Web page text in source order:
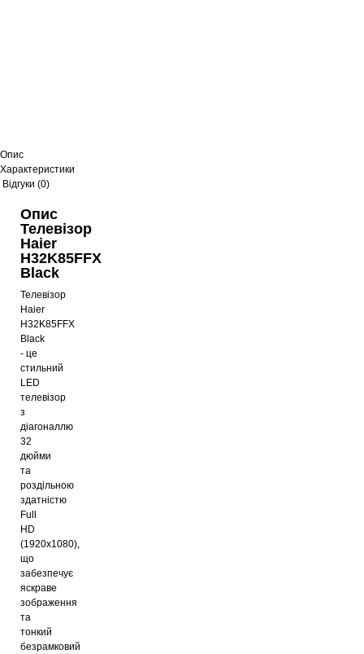
Опис
Характеристики
Відгуки (0)
Опис
Телевізор
Haier
H32K85FFX
Black
Телевізор
Haier
H32K85FFX
Black
- це
стильний
LED
телевізор
з
діагоналлю
32
дюйми
та
роздільною
здатністю
Full
HD
(1920x1080),
що
забезпечує
яскраве
зображення
та
тонкий
безрамковий